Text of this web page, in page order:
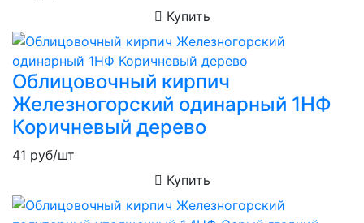
Купить
Облицовочный кирпич
Железногорский одинарный 1НФ
Коричневый дерево
41 руб/шт
Купить